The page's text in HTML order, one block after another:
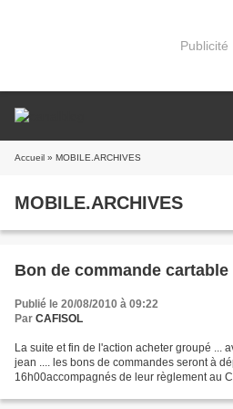
Publicité
Accueil » MOBILE.ARCHIVES
MOBILE.ARCHIVES
Bon de commande cartable
Publié le 20/08/2010 à 09:22
Par CAFISOL
La suite et fin de l'action acheter groupé ...
jean .... les bons de commandes seront à
16h00accompagnés de leur règlement au